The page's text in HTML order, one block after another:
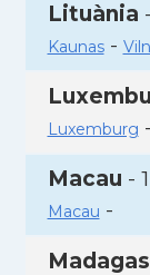
Lituània
Kaunas-
Luxemburg -
Macau -
Macau -